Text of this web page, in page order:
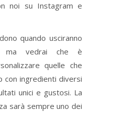
noi su Instagram e
quando usciranno
ma vedrai che è
quelle che
con ingredienti diversi
unici e gustosi. La
sarà sempre uno dei